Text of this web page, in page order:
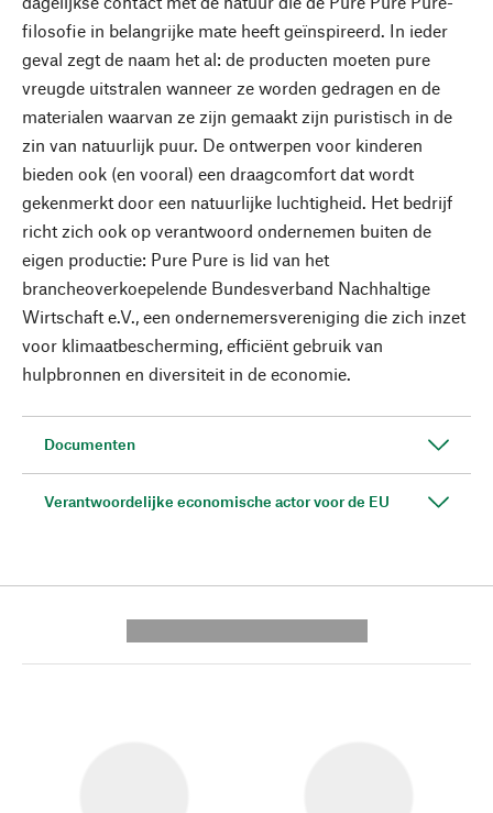
filosofie in belangrijke mate heeft geïnspireerd. In ieder
geval zegt de naam het al: de producten moeten pure
vreugde uitstralen wanneer ze worden gedragen en de
materialen waarvan ze zijn gemaakt zijn puristisch in de
zin van natuurlijk puur. De ontwerpen voor kinderen
bieden ook (en vooral) een draagcomfort dat wordt
gekenmerkt door een natuurlijke luchtigheid. Het bedrijf
richt zich ook op verantwoord ondernemen buiten de
eigen productie: Pure Pure is lid van het
brancheoverkoepelende Bundesverband Nachhaltige
Wirtschaft e.V., een ondernemersvereniging die zich inzet
voor klimaatbescherming, efficiënt gebruik van
hulpbronnen en diversiteit in de economie.
Documenten
Verantwoordelijke economische actor voor de EU